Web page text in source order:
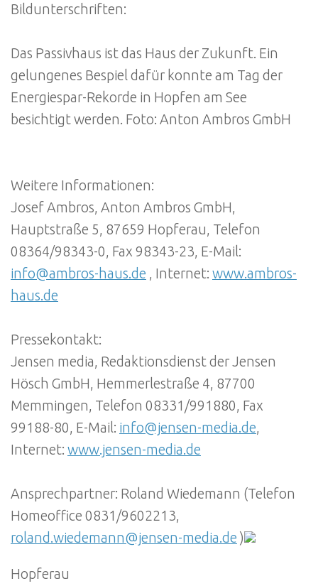
Bildunterschriften:
Das Passivhaus ist das Haus der Zukunft. Ein
gelungenes Bespiel dafür konnte am Tag der
Energiespar-Rekorde in Hopfen am See
besichtigt werden. Foto: Anton Ambros GmbH
Weitere Informationen:
Josef Ambros, Anton Ambros GmbH,
Hauptstraße 5, 87659 Hopferau, Telefon
08364/98343-0, Fax 98343-23, E-Mail:
info@ambros-haus.de , Internet: www.ambros-
haus.de
Pressekontakt:
Jensen media, Redaktionsdienst der Jensen
Hösch GmbH, Hemmerlestraße 4, 87700
Memmingen, Telefon 08331/991880, Fax
99188-80, E-Mail: info@jensen-media.de,
Internet: www.jensen-media.de
Ansprechpartner: Roland Wiedemann (Telefon
Homeoffice 0831/9602213,
roland.wiedemann@jensen-media.de )
Hopferau